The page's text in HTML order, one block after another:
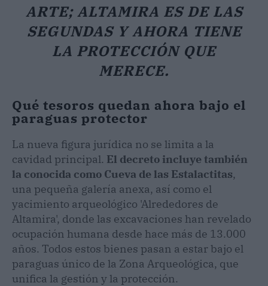
ARTE; ALTAMIRA ES DE LAS
SEGUNDAS Y AHORA TIENE
LA PROTECCIÓN QUE
MERECE.
Qué tesoros quedan ahora bajo el
paraguas protector
La nueva figura jurídica no se limita a la
cavidad principal. El decreto incluye también
la conocida como Cueva de las Estalactitas,
una pequeña galería anexa, así como el
yacimiento arqueológico 'Alrededores de
Altamira', donde las excavaciones han revelado
ocupación humana desde hace más de 13.000
años. Todos estos bienes pasan a estar bajo el
paraguas único de la Zona Arqueológica, que
unifica la gestión y la protección.